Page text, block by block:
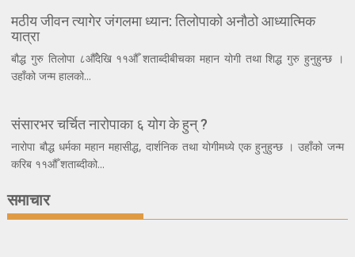
मठीय जीवन त्यागेर जंगलमा ध्यान: तिलोपाको अनौठो आध्यात्मिक
यात्रा
बौद्ध गुरु तिलोपा ८औँदेखि ११औँ शताब्दीबीचका महान योगी तथा शिद्ध गुरु हुनुहुन्छ ।
उहाँको जन्म हालको...
संसारभर चर्चित नारोपाका ६ योग के हुन् ?
नारोपा बौद्ध धर्मका महान महासीद्ध, दार्शनिक तथा योगीमध्ये एक हुनुहुन्छ । उहाँको जन्म
करिब ११औँ शताब्दीको...
समाचार